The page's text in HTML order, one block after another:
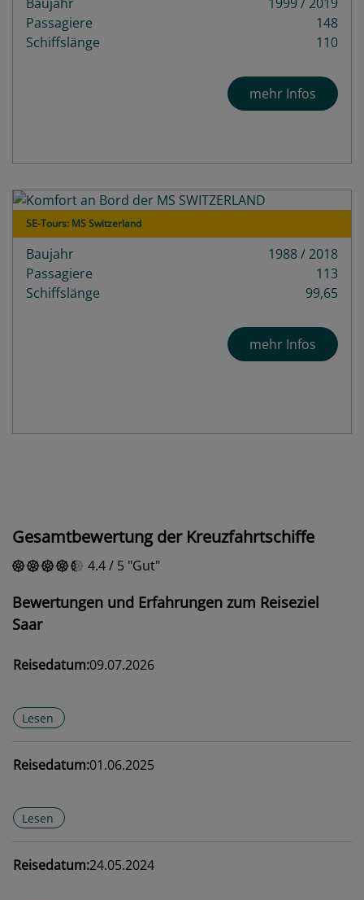
Passagiere
148
Schiffslänge
110
mehr Infos
SE-Tours: MS Switzerland
Baujahr
1988 / 2018
Passagiere
113
Schiffslänge
99,65
mehr Infos
Gesamtbewertung der Kreuzfahrtschiffe
4.4/ 5 Gut
Bewertungen und Erfahrungen zum Reiseziel
Saar
Reisedatum:09.07.2026
Lesen
Reisedatum:01.06.2025
Lesen
Reisedatum:24.05.2024